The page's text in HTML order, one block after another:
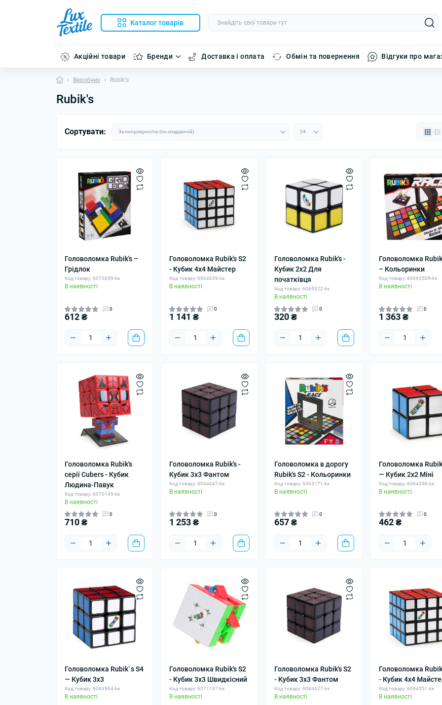
Каталог товарів
Акційні товари Бренди Доставка і оплата Обмін та повернення Відгуки про
Виробник Rubik's
Rubik's
Сортувати:
Головоломка Rubik's –
Грідлок
Код товару: 6070059-ks
В наявності
0
612 ₴
Головоломка Rubik's S2
- Кубик 4х4 Майстер
Код товару: 6064639-ks
В наявності
0
1 141 ₴
Головоломка Rubik's -
Кубик 2х2 Для
початківця
Код товару: 6065322-ks
В наявності
0
320 ₴
Головоломка
– Кольоринки
Код товару: 6066350R-ks
В наявності
0
1 363 ₴
Головоломка Rubik's
серії Cubers - Кубик
Людина-Павук
Код товару: 6070145-ks
В наявності
0
710 ₴
Головоломка Rubik's -
Кубик 3х3 Фантом
Код товару: 6064647-ks
В наявності
0
1 253 ₴
Головоломка в дорогу
Rubik's S2 - Кольоринки
Код товару: 6063171-ks
В наявності
0
657 ₴
Головоломка
— Кубик 2x2 Міні
Код товару: 6064596-ks
В наявності
0
462 ₴
Головоломка Rubik`s S4
— Кубик 3x3
Код товару: 6063964-ks
В наявності
Головоломка Rubik's S2
- Кубик 3x3 Швидкісний
Код товару: 6071137-ks
В наявності
Головоломка Rubik's S2
- Кубик 3x3 Фантом
Код товару: 6064627-ks
В наявності
Головоломка
- Кубик 4х4
Код товару: 6064551-ks
В наявності